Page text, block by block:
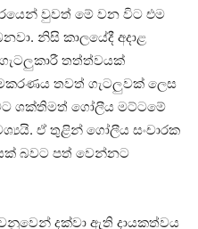
වුවත් මේ වන විට එම
නිසි කාලයේදී අදාළ
තත්ත්වයක්
තවත් ගැටලුවක් ලෙස
ශක්තිමත් ගෝලීය මට්ටමේ
ඒ තුළින් ගෝලීය සංචාරක
බවට පත් වෙන්නට
දක්වා ඇති දායකත්වය